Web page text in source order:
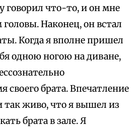
говорил что-то, и он мне
Наконец, он встал
Когда я вполне пришел
одною ногою на диване,
своего брата. Впечатление
так живо, что я вышел из
брата в зале. Я